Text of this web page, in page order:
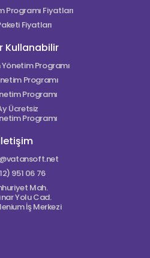
Programı Fiyatları
Fiyatları
Kullanabilir
Programı
Programı
Programı
Ücretsiz
Programı
951 06 76
Mah.
Yolu Cad.
İş Merkezi